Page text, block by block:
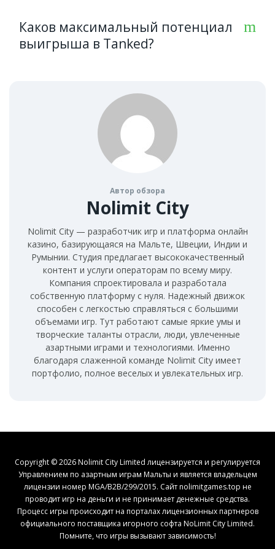
Нажмите на "ДЕМО ИГРА" в начале обзора и
наслаждайтесь бесплатной игрой на
Каков максимальный потенциал
выигрыша в Tanked?
выигрышем в x25,000 от вашей ставки. Это
действительно крупная сумма!
Автор обзора
Nolimit City
Nolimit City — разработчик игр и платформа онлайн
казино, базирующаяся на Мальте, Швеции, Индии и
Румынии. Студия предлагает высококачественный
контент и услуги операторам по всему миру.
Компания спроектировала и разработала
собственную платформу с нуля. Надежный движок
способен с легкостью справляться с большими
объемами игр. Тут работают самые яркие умы и
творческие таланты отрасли, люди, увлеченные
азартными играми и технологиями. Именно
благодаря слаженной команде Nolimit City имеет
портфолио, полное веселых и увлекательных игр.
Copyright © 2026 Nolimit City Limited лицензируется и регулируется
Управлением по азартным играм Мальты и является владельцем
лицензии номер MGA/B2B/299/2015. Сайт nolimitgames.top не
проводит игр на деньги и не принимает денежные средства.
Процесс игры происходит на порталах лицензионных партнеров
официального поставщика игорного софта NoLimit City Limited.
Помните, что игры вызывают зависимость!